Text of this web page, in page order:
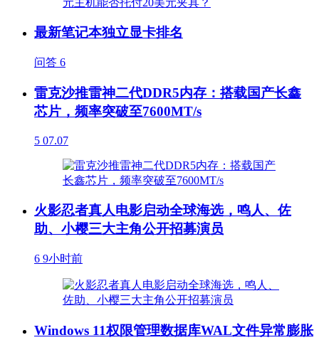
最新笔记本独立显卡排名
问答 6
雷克沙推雷神二代DDR5内存：搭载国产长鑫
芯片，频率突破至7600MT/s
5 07.07
火影忍者真人电影启动全球海选，鸣人、佐
助、小樱三大主角公开招募演员
6 9小时前
Windows 11权限管理数据库WAL文件异常膨胀